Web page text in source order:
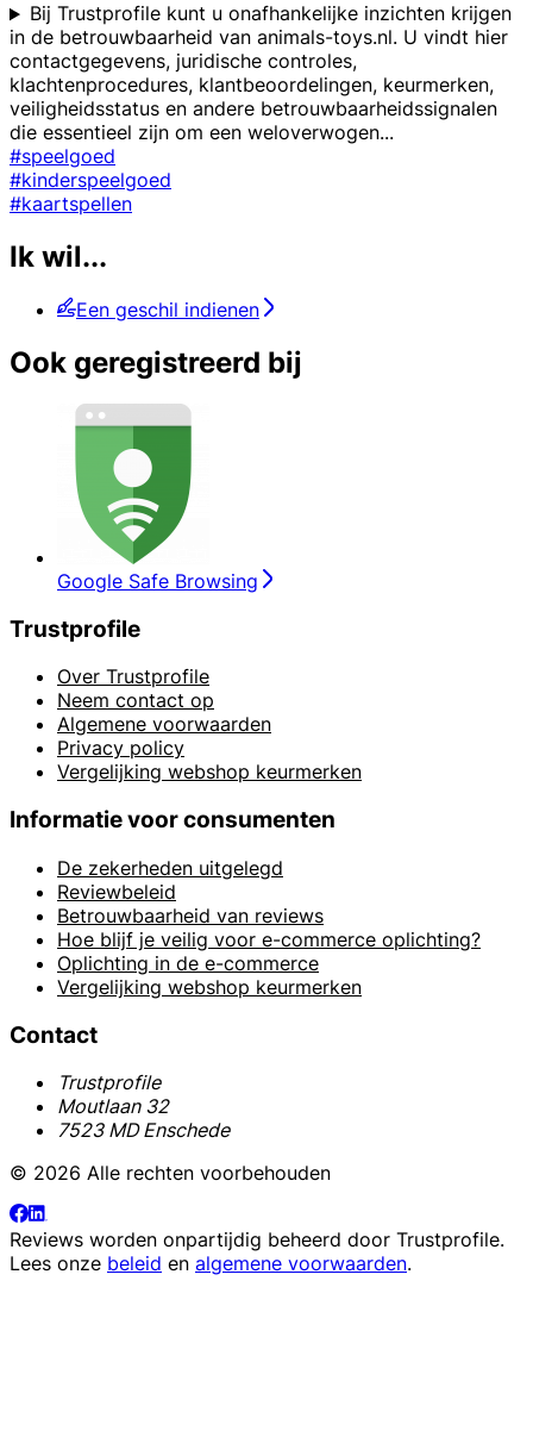
Bij Trustprofile kunt u onafhankelijke inzichten krijgen
in de betrouwbaarheid van animals-toys.nl. U vindt hier
contactgegevens, juridische controles,
klachtenprocedures, klantbeoordelingen, keurmerken,
veiligheidsstatus en andere betrouwbaarheidssignalen
die essentieel zijn om een weloverwogen...
#speelgoed
#kinderspeelgoed
#kaartspellen
Ik wil...
Een geschil indienen
Ook geregistreerd bij
Google Safe Browsing
Trustprofile
Over Trustprofile
Neem contact op
Algemene voorwaarden
Privacy policy
Vergelijking webshop keurmerken
Informatie voor consumenten
De zekerheden uitgelegd
Reviewbeleid
Betrouwbaarheid van reviews
Hoe blijf je veilig voor e-commerce oplichting?
Oplichting in de e-commerce
Vergelijking webshop keurmerken
Contact
Trustprofile
Moutlaan 32
7523 MD Enschede
© 2026 Alle rechten voorbehouden
Reviews worden onpartijdig beheerd door Trustprofile.
Lees onze beleid en algemene voorwaarden.